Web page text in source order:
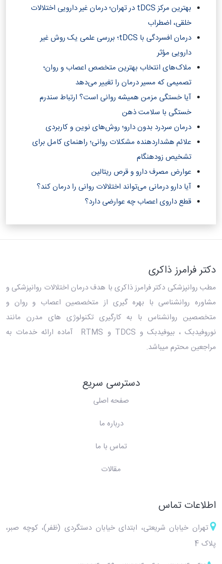
بهترین مرکز tDCS در تهران؛ درمان غیر دارویی اختلالات
خلقی، اضطراب
درمان افسردگی با tDCS؛ بررسی علمی یک روش غیر
دارویی مؤثر
ملاک‌های انتخاب بهترین متخصص اعصاب و روان؛
تصمیمی که مسیر درمان را تغییر می‌دهد
آیا خستگی مزمن همیشه روانی است؟ ارتباط سندرم
خستگی با سلامت ذهن
درمان سردرد بدون دارو؛ روش‌های نوین و کاربردی
علائم هشداردهنده مشکلات روانی؛ راهنمای کامل برای
تشخیص زودهنگام
عوارض مصرف دارو و قرص ریتالین
آیا دارو درمانی می‌تواند اختلالات روانی را درمان کند؟‎
قطع داروی اعصاب چه عوارضی دارد؟
دکتر فرامرز ذاکری
مطب روانپزشکی دکتر فرامرز ذاکری با هدف درمان اختلالات روانپزشکی و
مشاوره روانشناسی با بهره گیری از متخصصین اعصاب و روان و
متخصصین روانشناس با به کارگیری تکنولوژی های مدرن مانند
نوروفیدبک ، بیوفیدبک و TDCS و RTMS آماده ارائه خدمات به
مراجعین محترم میباشد.
دسترسی سریع
صفحه اصلی
درباره ما
تماس با ما
مقالات
اطلاعات تماس
تهران خیابان شریعتی، ابتدای خیابان دستگردی (ظفر)، کوچه صبر،
پلاک 4